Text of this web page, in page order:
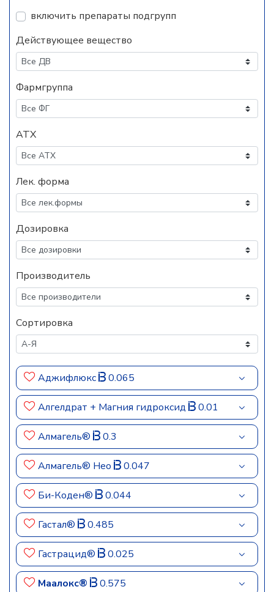
включить препараты подгрупп
Действующее вещество
Фармгруппа
АТХ
Лек. форма
Дозировка
Производитель
Сортировка
Аджифлюкс 0.065
Алгелдрат + Магния гидроксид 0.01
Алмагель® 0.3
Алмагель® Нео 0.047
Би-Коден® 0.044
Гастал® 0.485
Гастрацид® 0.025
Маалокс® 0.575